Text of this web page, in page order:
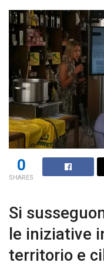
0
SHARES
Si
le iniziative
territorio e